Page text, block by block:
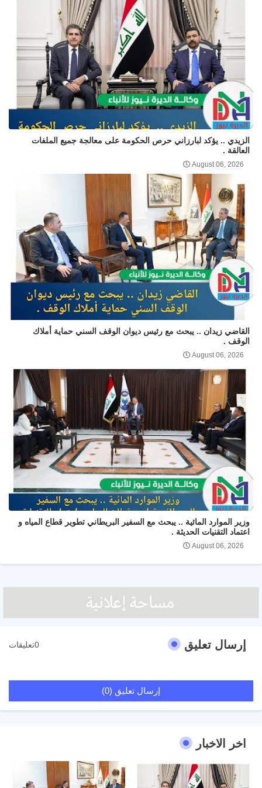
الزيدي .. يؤكد لبارزاني حرص الحكومة على معالجة جميع الملفات
العالقة .
August 06, 2026
القاضي زيدان .. يبحث مع رئيس ديوان الوقف السني حماية أملاك
الوقف .
August 06, 2026
وزير الموارد المائية .. يبحث مع السفير البريطاني تطوير قطاع المياه و
اعتماد التقنيات الحديثة .
August 06, 2026
إرسال تعليق 0تعليقات
إرسال تعليق (0)
اخر الاخبار